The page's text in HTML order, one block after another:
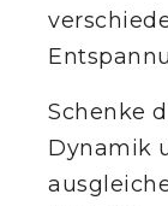
Schenke
Dynamik